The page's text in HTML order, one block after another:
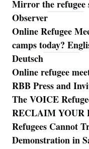
Mirror the refugee
Observer
Online Refugee
camps today?
Deutsch
Online refugee
RBB Press and
The VOICE
RECLAIM YOUR
Refugees Cannot
Demonstration in